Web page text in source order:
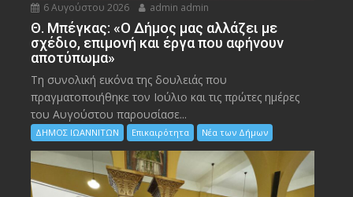
6 Αυγούστου 2026 admin admin
Θ. Μπέγκας: «Ο Δήμος μας αλλάζει με
σχέδιο, επιμονή και έργα που αφήνουν
αποτύπωμα»
Τη συνολική εικόνα της δουλειάς που
πραγματοποιήθηκε τον Ιούλιο και τις πρώτες ημέρες
του Αυγούστου παρουσίασε...
ΔΗΜΟΣ ΙΩΑΝΝΙΤΩΝ Επικαιρότητα Νέα των Δήμων